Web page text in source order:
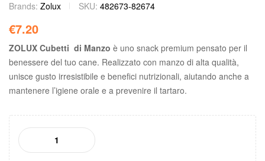
Brands: Zolux SKU: 482673-82674
€7.20
ZOLUX Cubetti di Manzo è uno snack premium pensato per il
benessere del tuo cane. Realizzato con manzo di alta qualità,
unisce gusto irresistibile e benefici nutrizionali, aiutando anche a
mantenere l’igiene orale e a prevenire il tartaro.